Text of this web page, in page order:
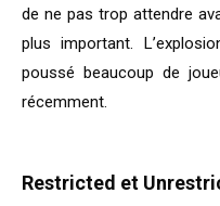
de ne pas trop attendre
plus important.
poussé beaucoup de
récemment.
Restricted et